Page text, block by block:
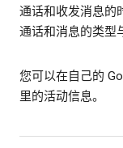
通话和收发消息的
通话和消息的类型
您可以在自己的
里的活动信息。